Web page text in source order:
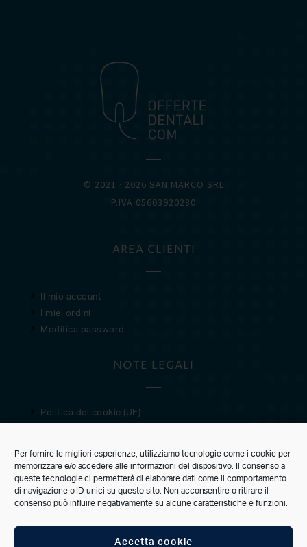
Per fornire le migliori esperienze, utilizziamo tecnologie come i cookie per
memorizzare e/o accedere alle informazioni del dispositivo. Il consenso a
queste tecnologie ci permetterà di elaborare dati come il comportamento
di navigazione o ID unici su questo sito. Non acconsentire o ritirare il
consenso può influire negativamente su alcune caratteristiche e funzioni.
Accetta cookie
© 2021 · 2026 SAN MARCO SRL
P.IVA 05603920280
AREA CLIENTI
Il mio account
I miei ordini
Modifica password
NOTE LEGALI
Politica dei cookie (UE)
CUSTOMER CARE